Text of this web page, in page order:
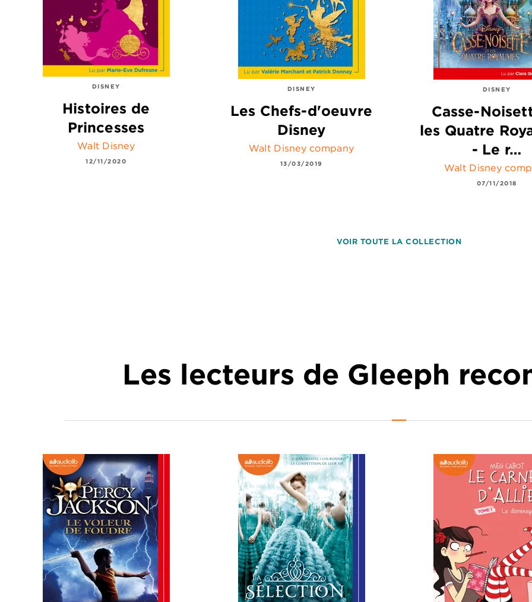
DISNEY
Histoires de
Princesses
Walt Disney
12/11/2020
DISNEY
Les Chefs-d'oeuvre
Disney
Walt Disney company
13/03/2019
DISNEY
Casse-
les Quatre
- Le r…
Walt Disney
07/11/2018
VOIR TOUTE LA COLLECTION
Les lecteurs de Gleeph